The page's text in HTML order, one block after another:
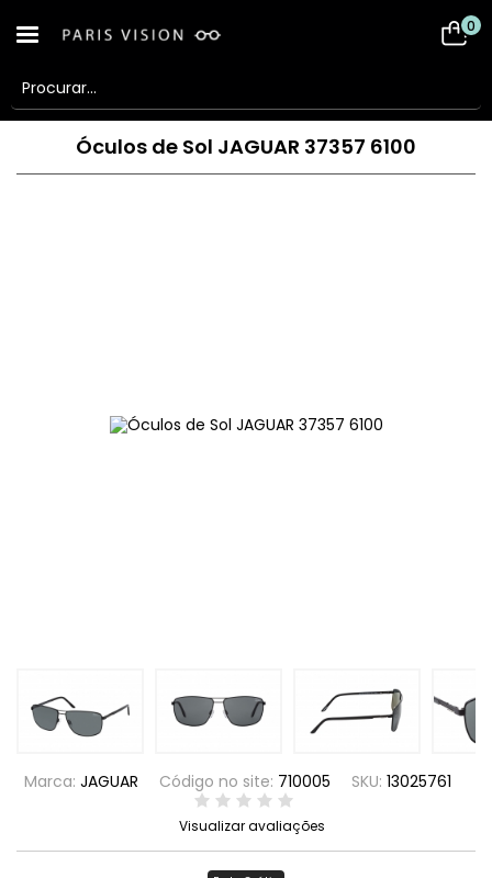
0
Óculos de Sol JAGUAR 37357 6100
Marca: JAGUAR Código no site: 710005 SKU: 13025761
Visualizar avaliações